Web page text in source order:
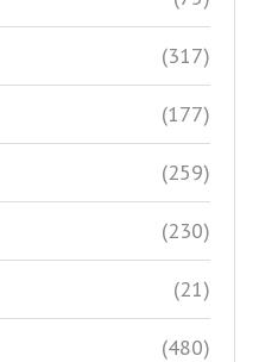
(317)
(177)
(259)
(230)
(21)
(480)